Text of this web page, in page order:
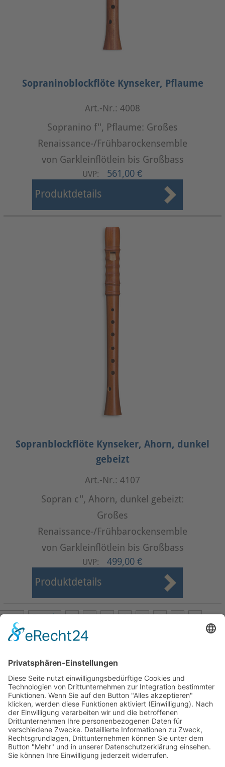
Sopraninoblockflöte Kynseker, Pflaume
Art.-Nr.: 4008
Sopranino f'', Pflaume: Großes
Renaissance-/Frühbarockensemble
von Garkleinflötlein bis Großbass
UVP: 561,00 €
Produktdetails
Sopranblockflöte Kynseker, Ahorn, dunkel
gebeizt
Art.-Nr.: 4107
Sopran c'', Ahorn, dunkel gebeizt:
Großes
Renaissance-/Frühbarockensemble
von Garkleinflötlein bis Großbass
UVP: 499,00 €
Produktdetails
Start Zurück 2 3 4 5 6 7 8
9
Mollenhauer Adresse
Downloads
Weitere Seiten